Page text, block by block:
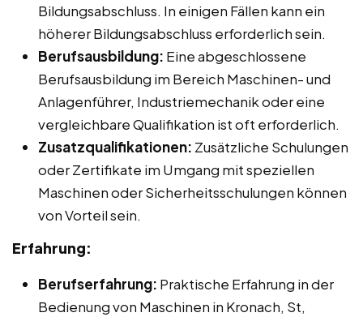
Bildungsabschluss. In einigen Fällen kann ein
höherer Bildungsabschluss erforderlich sein.
Berufsausbildung: Eine abgeschlossene
Berufsausbildung im Bereich Maschinen- und
Anlagenführer, Industriemechanik oder eine
vergleichbare Qualifikation ist oft erforderlich.
Zusatzqualifikationen: Zusätzliche Schulungen
oder Zertifikate im Umgang mit speziellen
Maschinen oder Sicherheitsschulungen können
von Vorteil sein.
Erfahrung:
Berufserfahrung: Praktische Erfahrung in der
Bedienung von Maschinen in Kronach, St,